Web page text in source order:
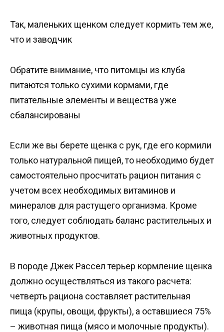
Так, маленьких щенком следует кормить тем же,
что и заводчик
Обратите внимание, что питомцы из клуба
питаются только сухими кормами, где
питательные элементы и вещества уже
сбалансированы
Если же вы берете щенка с рук, где его кормили
только натуральной пищей, то необходимо будет
самостоятельно просчитать рацион питания с
учетом всех необходимых витаминов и
минералов для растущего организма. Кроме
того, следует соблюдать баланс растительных и
животных продуктов.
В породе Джек Рассел терьер кормление щенка
должно осуществляться из такого расчета:
четверть рациона составляет растительная
пища (крупы, овощи, фрукты), а оставшиеся 75%
– животная пища (мясо и молочные продукты).